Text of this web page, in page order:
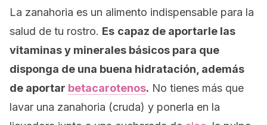
La zanahoria es un alimento indispensable para la
salud de tu rostro. Es capaz de aportarle las
vitaminas y minerales básicos para que
disponga de una buena hidratación, además
de aportar betacarotenos. No tienes más que
lavar una zanahoria (cruda) y ponerla en la